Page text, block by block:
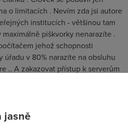
o limitacích . Nevím zda jsi autore
institucích - většinou tam
piškvorky nenarazíte .
jehož schopnosti
úřadu v 80% narazíte na obsluhu
.. A zakazovat přístup k serverům
? ... Restrikce bych spíš
jízdenky na vysokorychlostní
chodec .
jasně